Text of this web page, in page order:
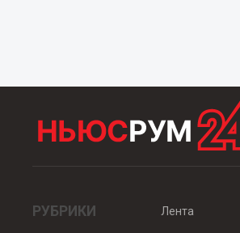
РУБРИКИ
Лента